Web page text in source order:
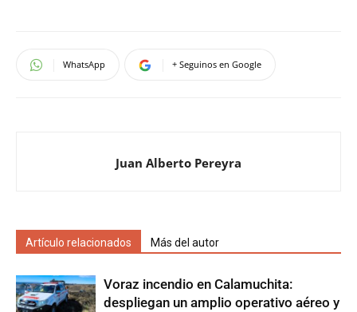
WhatsApp + Seguinos en Google
Juan Alberto Pereyra
Artículo relacionados Más del autor
Voraz incendio en Calamuchita:
despliegan un amplio operativo aéreo y